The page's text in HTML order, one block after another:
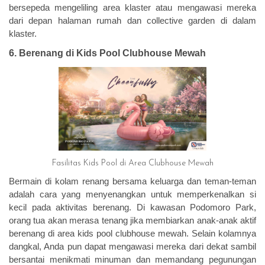
bersepeda mengeliling area klaster atau mengawasi mereka
dari depan halaman rumah dan collective garden di dalam
klaster.
6. Berenang di Kids Pool Clubhouse Mewah
Fasilitas Kids Pool di Area Clubhouse Mewah
Bermain di kolam renang bersama keluarga dan teman-teman
adalah cara yang menyenangkan untuk memperkenalkan si
kecil pada aktivitas berenang. Di kawasan Podomoro Park,
orang tua akan merasa tenang jika membiarkan anak-anak aktif
berenang di area kids pool clubhouse mewah. Selain kolamnya
dangkal, Anda pun dapat mengawasi mereka dari dekat sambil
bersantai menikmati minuman dan memandang pegunungan